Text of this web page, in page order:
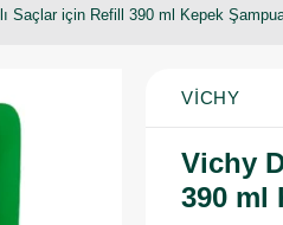
Saçlar için Refill 390 ml Kepek
VICHY
Vichy
390 ml